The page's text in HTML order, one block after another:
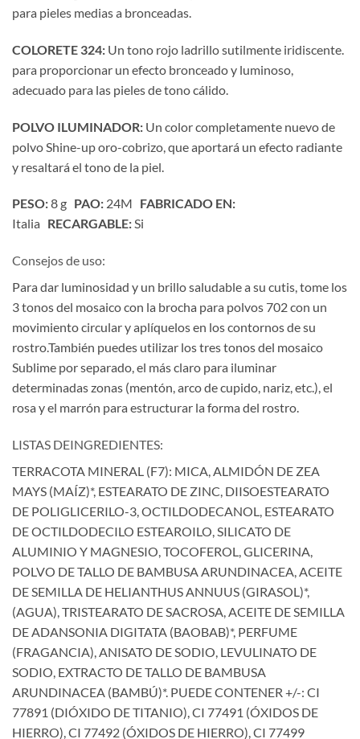
para pieles medias a bronceadas.
COLORETE 324: Un tono rojo ladrillo sutilmente iridiscente.
para proporcionar un efecto bronceado y luminoso,
adecuado para las pieles de tono cálido.
POLVO ILUMINADOR: Un color completamente nuevo de
polvo Shine-up oro-cobrizo, que aportará un efecto radiante
y resaltará el tono de la piel.
PESO:8 g PAO: 24M FABRICADO EN:
Italia RECARGABLE:Si
Consejos de uso:
Para dar luminosidad y un brillo saludable a su cutis, tome los
3 tonos del mosaico con la brocha para polvos 702 con un
movimiento circular y aplíquelos en los contornos de su
rostro.También puedes utilizar los tres tonos del mosaico
Sublime por separado, el más claro para iluminar
determinadas zonas (mentón, arco de cupido, nariz, etc.), el
rosa y el marrón para estructurar la forma del rostro.
LISTAS DEINGREDIENTES:
TERRACOTA MINERAL (F7): MICA, ALMIDÓN DE ZEA
MAYS (MAÍZ)*, ESTEARATO DE ZINC, DIISOESTEARATO
DE POLIGLICERILO-3, OCTILDODECANOL, ESTEARATO
DE OCTILDODECILO ESTEAROILO, SILICATO DE
ALUMINIO Y MAGNESIO, TOCOFEROL, GLICERINA,
POLVO DE TALLO DE BAMBUSA ARUNDINACEA, ACEITE
DE SEMILLA DE HELIANTHUS ANNUUS (GIRASOL)*,
(AGUA), TRISTEARATO DE SACROSA, ACEITE DE SEMILLA
DE ADANSONIA DIGITATA (BAOBAB)*, PERFUME
(FRAGANCIA), ANISATO DE SODIO, LEVULINATO DE
SODIO, EXTRACTO DE TALLO DE BAMBUSA
ARUNDINACEA (BAMBÚ)*. PUEDE CONTENER +/-: CI
77891 (DIÓXIDO DE TITANIO), CI 77491 (ÓXIDOS DE
HIERRO), CI 77492 (ÓXIDOS DE HIERRO), CI 77499